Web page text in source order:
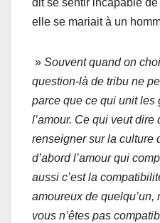
dit se sentir incapable
elle se mariait à un
» Souvent quand on
question-là de tribu ne
parce que ce qui unit les
l’amour. Ce qui veut dire
renseigner sur la culture
d’abord l’amour qui
aussi c’est la
amoureux de
vous n’êtes pas